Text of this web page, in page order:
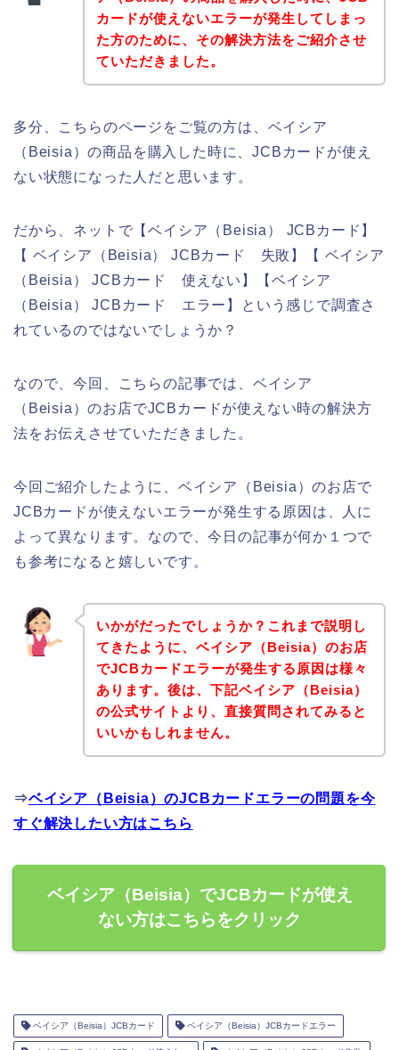
カードが使えないエラーが発生してしまっ
た方のために、その解決方法をご紹介させ
ていただきました。
多分、こちらのページをご覧の方は、ベイシア
（Beisia）の商品を購入した時に、JCBカードが使え
ない状態になった人だと思います。
だから、ネットで【ベイシア（Beisia） JCBカード】
【 ベイシア（Beisia） JCBカード 失敗】【 ベイシア
（Beisia） JCBカード 使えない】【ベイシア
（Beisia） JCBカード エラー】という感じで調査さ
れているのではないでしょうか？
なので、今回、こちらの記事では、ベイシア
（Beisia）のお店でJCBカードが使えない時の解決方
法をお伝えさせていただきました。
今回ご紹介したように、ベイシア（Beisia）のお店で
JCBカードが使えないエラーが発生する原因は、人に
よって異なります。なので、今日の記事が何か１つで
も参考になると嬉しいです。
いかがだったでしょうか？これまで説明し
てきたように、ベイシア（Beisia）のお店
でJCBカードエラーが発生する原因は様々
あります。後は、下記ベイシア（Beisia）
の公式サイトより、直接質問されてみると
いいかもしれません。
⇒ベイシア（Beisia）のJCBカードエラーの問題を今
すぐ解決したい方はこちら
ベイシア（Beisia）でJCBカードが使え
ない方はこちらをクリック
ベイシア（Beisia）JCBカード ベイシア（Beisia）JCBカードエラー